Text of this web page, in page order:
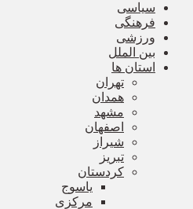
سیاسی
فرهنگی
ورزشی
بین الملل
استان ها
تهران
همدان
مشهد
اصفهان
شیراز
تبریز
کردستان
یاسوج
مرکزی